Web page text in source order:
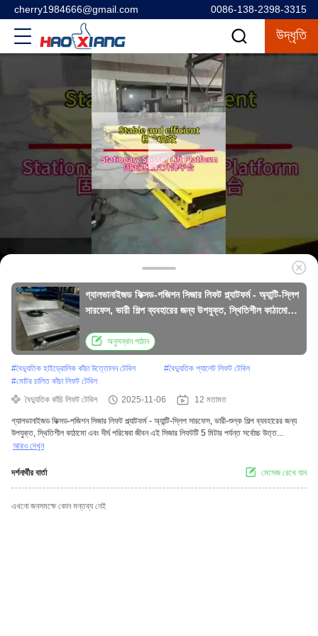
cherry1984666@gmail.com 0086-138-2398-3315
উদ্ধৃতি
গ্যালভানাইজড ফিক্সড-পজিশন সিজার লিফট প্ল্যাটফর্ম - অ্যান্টি-স্লিপ
সারফেস, ভারী শিল্প ব্যবহারের জন্য উপযুক্ত, স্থিতিশীল কাঠামো
অনুসন্ধান পাঠান
#বৈদ্যুতিক হাইড্রোলিক কাঁচা উত্তোলন টেবিল #বৈদ্যুতিক প্যালেট লিফট টেবিল
#মোটর চালিত কাঁচা লিফট টেবিল
বৈদ্যুতিক কাঁচি লিফট টেবিল
2025-11-06 12 মতামত
গ্যালভানাইজড ফিক্সড-পজিশন সিজার লিফট প্ল্যাটফর্ম - অ্যান্টি-স্লিপ সারফেস, ভারী-শুল্ক শিল্প ব্যবহারের জন্য
উপযুক্ত, স্থিতিশীল কাঠামো এবং দীর্ঘ পরিষেবা জীবন এই সিজার লিফটটি 5 মিটার পর্যন্ত সর্বোচ্চ উত্ত...
আরও দেখুন
দর্শনার্থীর বার্তা মেসেজ রেখে যান
এখনো জনসমক্ষে কোন মন্তব্য নেই